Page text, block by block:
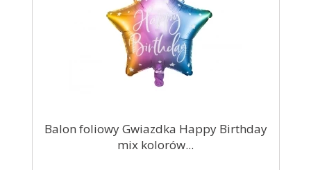
Balon foliowy Gwiazdka Happy Birthday
mix kolorów...